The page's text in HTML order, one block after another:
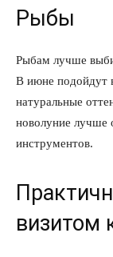
Рыбы
Рыбам лучше
В июне подойдут
натуральные
новолуние лучше
инструментов.
визитом